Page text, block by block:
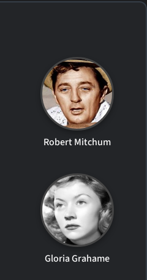
Robert Mitchum
Gloria Grahame